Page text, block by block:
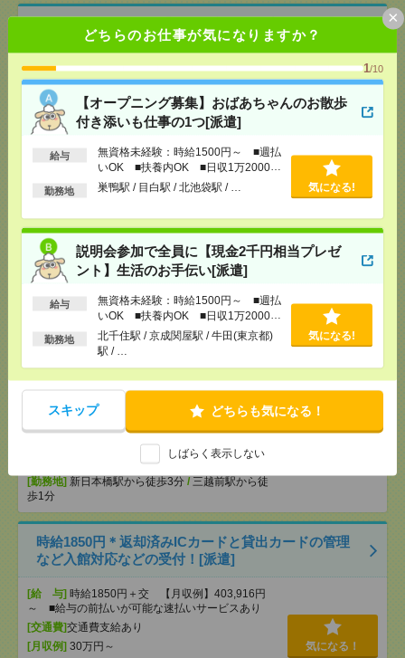
どちらのお仕事が気になりますか？
1/10
【オープニング募集】おばあちゃんのお散歩
付き添いも仕事の1つ[派遣]
給与
無資格未経験：時給1500円～ ■週払
いOK ■扶養内OK ■日収1万2000円
以上
勤務地 巣鴨駅 / 目白駅 / 北池袋駅 / … 気になる!
説明会参加で全員に【現金2千円相当プレゼ
ント】生活のお手伝い[派遣]
給与
無資格未経験：時給1500円～ ■週払
いOK ■扶養内OK ■日収1万2000円
以上
勤務地
北千住駅 / 京成関屋駅 / 牛田(東京都)
駅 / …
気になる!
スキップ どちらも気になる！
しばらく表示しない
×
活のお手伝い[派遣]
[給 与]無資格未経験：時給1500円～ ■週払い
OK ■扶養内OK ■日収1万2000円以上
[交通費]
交通費全額支給
[勤務地]北千住駅/京成関屋駅/牛田(東京都)駅
気になる！
【在宅あり】2000円！事務のお仕事！英語読み書
き！＠池袋[派遣]
[給 与]時給2000円 月収例 280,000円
[交通費]
全額支給
[月収例]
25～30万円
[勤務地]東池袋駅から徒歩5分
【在宅勤務OK】時給3000円！10～16時＊残業ほぼな
し▼新日本橋で一般事務[派遣]
[給 与]時給3000円 月収例 30万円 時給3000円×
実働5h×週5日×4週 ※月収例を保証するものではあ
りません。※給与即受取りサービス利用可（利用条
1ヶ月3万円を上限として実費支給
[勤務地] 新日本橋駅から徒歩3分 / 三越前駅から徒
歩1分
時給1850円＊返却済みICカードと貸出カードの管理
など入館対応などの受付！[派遣]
[給 与] 時給1850円＋交 【月収例】403,916円
～ ■給与の前払いが可能な速払いサービスあり
[交通費]交通費支給あり
[月収例] 30万円～
気になる！